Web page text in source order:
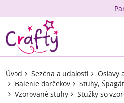
Úvod Sezóna a udalosti
Oslavy
Balenie darčekov
Stuhy,
Vzorované stuhy
Stužky so